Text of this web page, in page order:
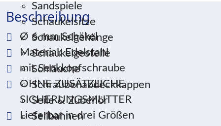
Sandspiele
Schaukelsitze
Schaukelgehänge
Schaukelgestelle
Schläuche
Schraubenabdeckkappen
Seile & Zubehör
Seilbahnen
Beschreibung
Ø 6 mm Schäkel
Material: Edelstahl
mit Senkkopfschraube
OHNE ZUSÄTZLICHE
SICHERUNGSMUTTER
Lieferbar in drei Größen